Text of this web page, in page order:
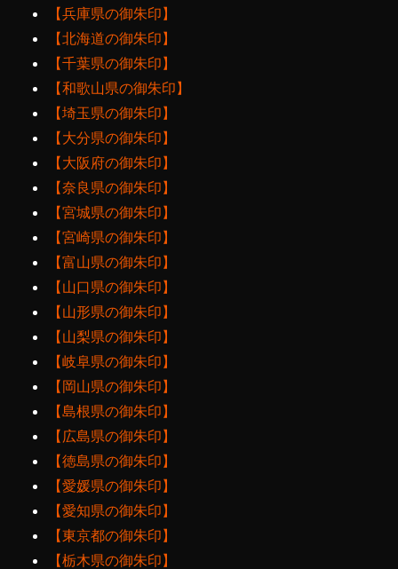
【兵庫県の御朱印】
【北海道の御朱印】
【千葉県の御朱印】
【和歌山県の御朱印】
【埼玉県の御朱印】
【大分県の御朱印】
【大阪府の御朱印】
【奈良県の御朱印】
【宮城県の御朱印】
【宮崎県の御朱印】
【富山県の御朱印】
【山口県の御朱印】
【山形県の御朱印】
【山梨県の御朱印】
【岐阜県の御朱印】
【岡山県の御朱印】
【島根県の御朱印】
【広島県の御朱印】
【徳島県の御朱印】
【愛媛県の御朱印】
【愛知県の御朱印】
【東京都の御朱印】
【栃木県の御朱印】